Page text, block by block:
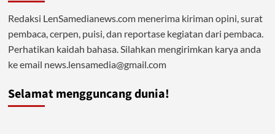
Redaksi LenSamedianews.com menerima kiriman opini, surat
pembaca, cerpen, puisi, dan reportase kegiatan dari pembaca.
Perhatikan kaidah bahasa. Silahkan mengirimkan karya anda
ke email news.lensamedia@gmail.com
Selamat mengguncang dunia!